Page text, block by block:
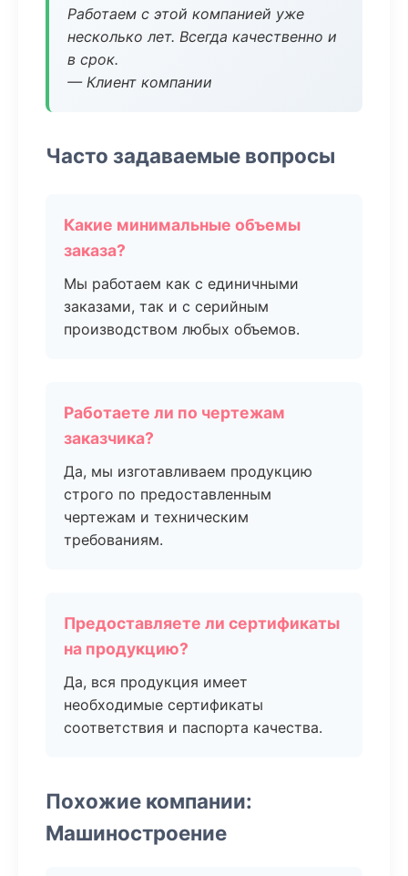
Работаем с этой компанией уже
несколько лет. Всегда качественно и
в срок.
— Клиент компании
Часто задаваемые вопросы
Какие минимальные объемы
заказа?
Мы работаем как с единичными
заказами, так и с серийным
производством любых объемов.
Работаете ли по чертежам
заказчика?
Да, мы изготавливаем продукцию
строго по предоставленным
чертежам и техническим
требованиям.
Предоставляете ли сертификаты
на продукцию?
Да, вся продукция имеет
необходимые сертификаты
соответствия и паспорта качества.
Похожие компании:
Машиностроение